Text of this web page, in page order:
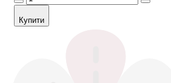
Купити